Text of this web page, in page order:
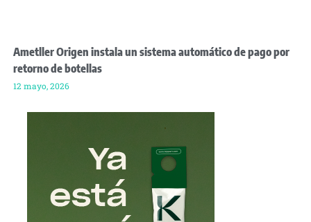
Ametller Origen instala un sistema automático de pago por
retorno de botellas
12 mayo, 2026